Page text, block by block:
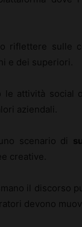
riflettere sulle
e dei superiori.
le attività social
aziendali.
scenario di
creative.
il discorso
devono